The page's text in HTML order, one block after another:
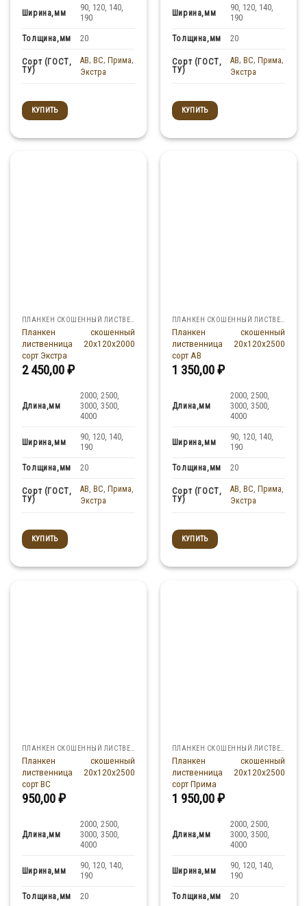
Ширина,мм
90, 120, 140,
190
Толщина,мм 20
Сорт (ГОСТ,
ТУ)
AB, BC, Прима,
Экстра
КУПИТЬ
Ширина,мм
90, 120, 140,
190
Толщина,мм 20
Сорт (ГОСТ,
ТУ)
AB, BC, Прима,
Экстра
КУПИТЬ
Планкен скошенный
лиственница 20x120x2000
сорт Экстра
2 450,00₽
Длина,мм
2000, 2500,
3000, 3500,
4000
Ширина,мм
90, 120, 140,
190
Толщина,мм 20
Сорт (ГОСТ,
ТУ)
AB, BC, Прима,
Экстра
КУПИТЬ
Планкен скошенный
лиственница 20x120x2500
сорт АВ
1 350,00₽
Длина,мм
2000, 2500,
3000, 3500,
4000
Ширина,мм
90, 120, 140,
190
Толщина,мм 20
Сорт (ГОСТ,
ТУ)
AB, BC, Прима,
Экстра
КУПИТЬ
ПЛАНКЕН СКОШЕННЫЙ ЛИСТВЕННИЦА
Планкен скошенный
лиственница 20x120x2500
сорт ВС
950,00₽
Длина,мм
2000, 2500,
3000, 3500,
4000
Ширина,мм
90, 120, 140,
190
Толщина,мм 20
ПЛАНКЕН СКОШЕННЫЙ ЛИСТВЕННИЦА
Планкен скошенный
лиственница 20x120x2500
сорт Прима
1 950,00₽
Длина,мм
2000, 2500,
3000, 3500,
4000
Ширина,мм
90, 120, 140,
190
Толщина,мм 20